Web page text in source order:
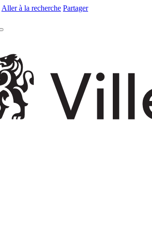
Aller à la recherche Partager